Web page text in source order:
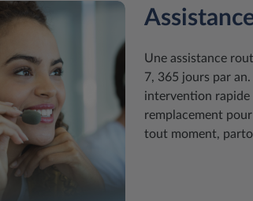
Une assistance
7, 365 jours par
intervention rapide
remplacement
tout moment,